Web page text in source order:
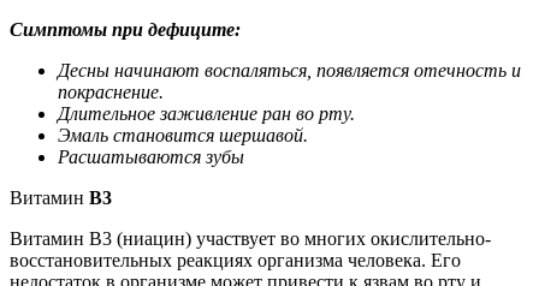
Симптомы при дефиците:
Десны начинают воспаляться, появляется отечность и
покраснение.
Длительное заживление ран во рту.
Эмаль становится шершавой.
Расшатываются зубы
Витамин B3
Витамин B3 (ниацин) участвует во многих окислительно-
восстановительных реакциях организма человека. Его
недостаток в организме может привести к язвам во рту и